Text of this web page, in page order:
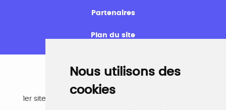
Nous utilisons des
cookies
Partenaires
Plan du site
Emploi
1er site emploi du secteur culturel 784.000 visites et